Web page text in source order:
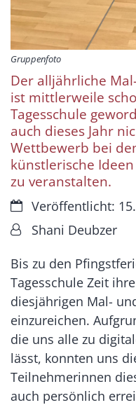
Gruppenfoto
Der alljährliche
ist mittlerweile
Tagesschule
auch dieses Jahr
Wettbewerb bei
künstlerische
zu veranstalten.
Datum:Veröffentlicht:
Von:Shani Deubzer
Bis zu den
Tagesschule Zeit
diesjährigen Mal-
einzureichen.
die uns alle zu
lässt, konnten uns
Teilnehmerinnen
auch persönlich